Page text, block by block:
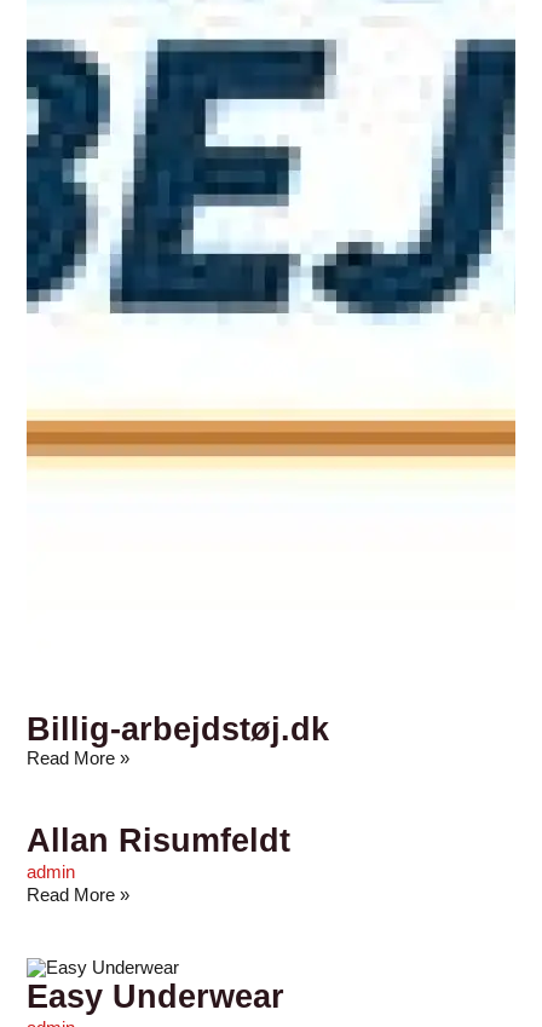
Billig-arbejdstøj.dk
Read More »
Allan Risumfeldt
admin
Read More »
Easy Underwear